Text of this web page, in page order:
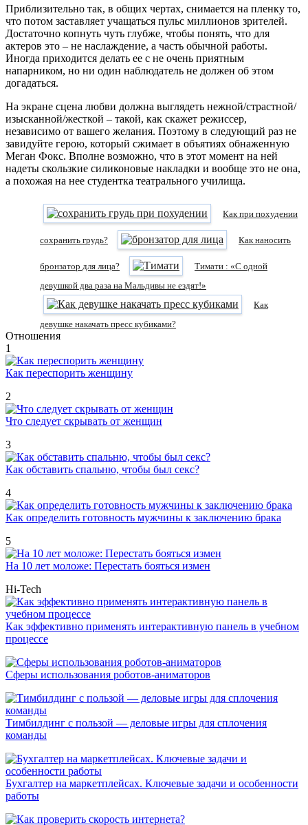
Приблизительно так, в общих чертах, снимается на пленку то,
что потом заставляет учащаться пульс миллионов зрителей.
Достаточно копнуть чуть глубже, чтобы понять, что для
актеров это – не наслаждение, а часть обычной работы.
Иногда приходится делать ее с не очень приятным
напарником, но ни один наблюдатель не должен об этом
догадаться.
На экране сцена любви должна выглядеть нежной/страстной/
изысканной/жесткой – такой, как скажет режиссер,
независимо от вашего желания. Поэтому в следующий раз не
завидуйте герою, который сжимает в объятиях обнаженную
Меган Фокс. Вполне возможно, что в этот момент на ней
надеты скользкие силиконовые накладки и вообще это не она,
а похожая на нее студентка театрального училища.
Как при похудении
сохранить грудь? Как наносить
бронзатор для лица?
Тимати : «С одной
девушкой два раза на Мальдивы не ездят!»
Как
девушке накачать пресс кубиками?
Отношения
1
Как переспорить женщину
2
Что следует скрывать от женщин
3
Как обставить спальню, чтобы был секс?
4
Как определить готовность мужчины к заключению брака
5
На 10 лет моложе: Перестать бояться измен
Hi-Tech
Как эффективно применять интерактивную панель в учебном
процессе
Сферы использования роботов-аниматоров
Тимбилдинг с пользой — деловые игры для сплочения
команды
Бухгалтер на маркетплейсах. Ключевые задачи и особенности
работы